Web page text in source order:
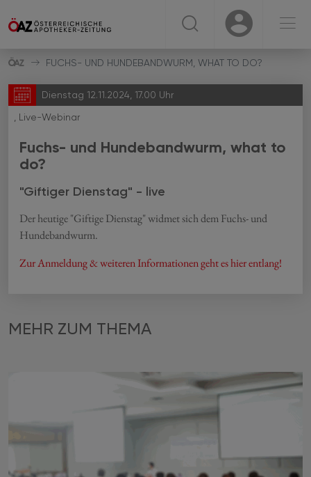
USER USER ☰
FUCHS- UND HUNDEBANDWURM, WHAT TO DO?
Dienstag 12.11.2024, 17.00 Uhr
, Live-Webinar
Fuchs- und Hundebandwurm, what to
do?
"Giftiger Dienstag" - live
Der heutige "Giftige Dienstag" widmet sich dem Fuchs- und
Hundebandwurm.
Zur Anmeldung & weiteren Informationen geht es hier entlang!
MEHR ZUM THEMA